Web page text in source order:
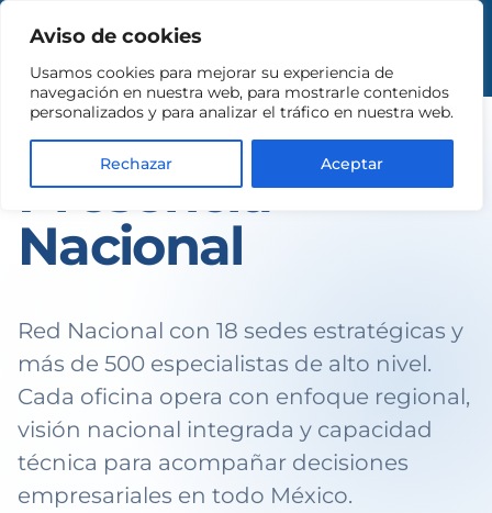
Aviso de cookies
Usamos cookies para mejorar su experiencia de
navegación en nuestra web, para mostrarle contenidos
personalizados y para analizar el tráfico en nuestra web.
Rechazar Aceptar
Presencia
Nacional
Red Nacional con 18 sedes estratégicas y
más de 500 especialistas de alto nivel.
Cada oficina opera con enfoque regional,
visión nacional integrada y capacidad
técnica para acompañar decisiones
empresariales en todo México.